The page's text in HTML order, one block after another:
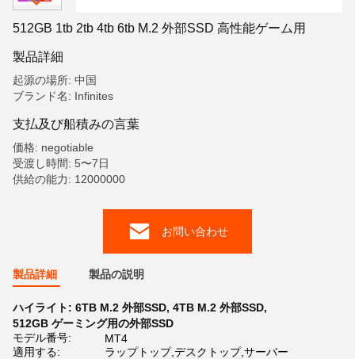
512GB 1tb 2tb 4tb 6tb M.2 外部SSD 高性能ゲーム用
製品詳細
起源の場所: 中国
ブランド名: Infinites
支払及び船積みの言葉
価格: negotiable
受渡し時間: 5〜7日
供給の能力: 12000000
お問い合わせ
製品詳細 製品の説明
ハイライト: 6TB M.2 外部SSD, 4TB M.2 外部SSD,
512GB ゲーミング用の外部SSD
モデル番号:
MT4
適用する:
ラップトップ,デスクトップ,サーバー